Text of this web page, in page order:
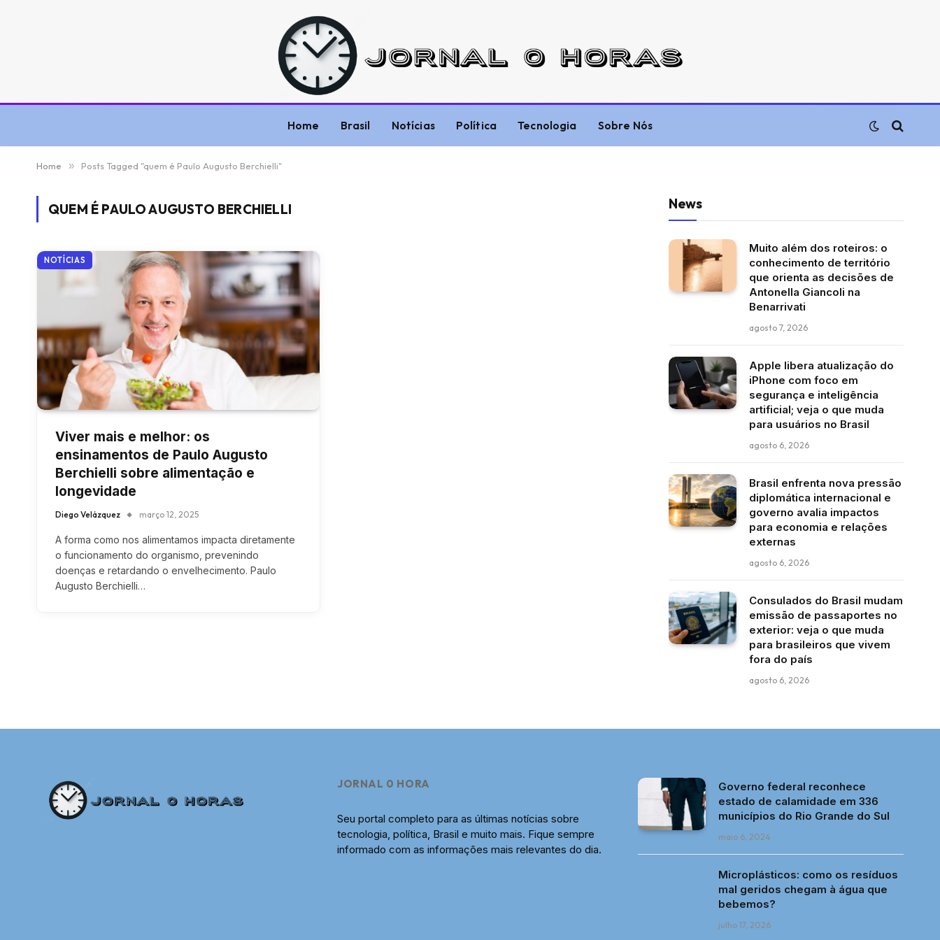
Home Brasil Notícias Política Tecnologia Sobre Nós
Home » Posts Tagged "quem é Paulo Augusto Berchielli"
QUEM É PAULO AUGUSTO BERCHIELLI
NOTÍCIAS
Viver mais e melhor: os
ensinamentos de Paulo Augusto
Berchielli sobre alimentação e
longevidade
Diego Velázquez março 12, 2025
A forma como nos alimentamos impacta diretamente
o funcionamento do organismo, prevenindo
doenças e retardando o envelhecimento. Paulo
Augusto Berchielli…
News
Muito além dos roteiros: o
conhecimento de território
que orienta as decisões de
Antonella Giancoli na
Benarrivati
agosto 7, 2026
Apple libera atualização do
iPhone com foco em
segurança e inteligência
artificial; veja o que muda
para usuários no Brasil
agosto 6, 2026
Brasil enfrenta nova pressão
diplomática internacional e
governo avalia impactos
para economia e relações
externas
agosto 6, 2026
Consulados do Brasil mudam
emissão de passaportes no
exterior: veja o que muda
para brasileiros que vivem
fora do país
agosto 6, 2026
JORNAL 0 HORA
Seu portal completo para as últimas notícias sobre
tecnologia, política, Brasil e muito mais. Fique sempre
informado com as informações mais relevantes do dia.
Governo federal reconhece
estado de calamidade em 336
municípios do Rio Grande do Sul
maio 6, 2024
Microplásticos: como os resíduos
mal geridos chegam à água que
bebemos?
julho 17, 2026